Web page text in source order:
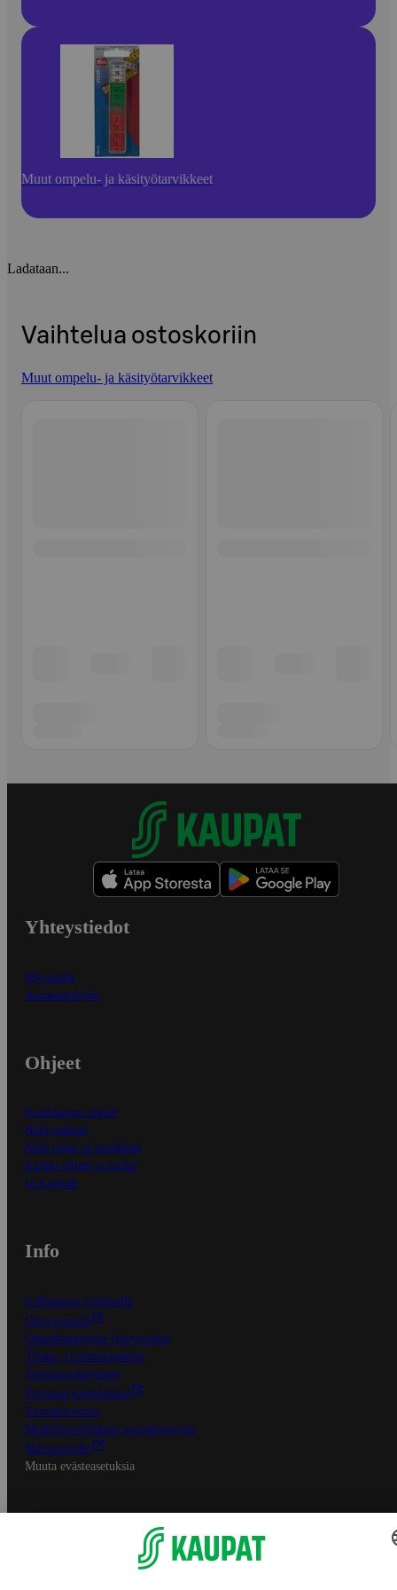
Muut ompelu- ja käsityötarvikkeet
Ladataan...
Vaihtelua ostoskoriin
Muut ompelu- ja käsityötarvikkeet
Yhteystiedot
Myymälät
Asiakaspalvelu
Ohjeet
Ensitilaajan ohjeet
Näin maksat
Näin tilaat ja muokkaat
Kaikki ohjeet ja vinkit
In English
Info
S-Business yrityksille
Oiva-raportit
Osuuskauppojen yhteystiedot
Tilaus- ja toimitusehdot
Tietosuojakäytäntö
Palvelun käyttöehdot
Saavutettavuus
Mobiilisovelluksen saavutettavuus
Mainostajalle
Muuta evästeasetuksia
S-ryhmän palvelut